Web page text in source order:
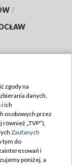
/
zgody na
danych,
ich
osobowych przez
również „TVP”),
Zaufanych
tym do
i
poniżej, a